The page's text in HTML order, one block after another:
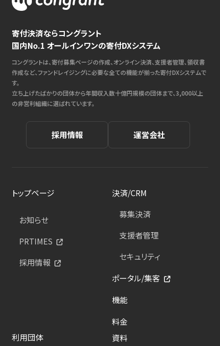
寄付決済ならコングラント
国内No.1 オールインワンの寄付DXシステム
コングラントは、寄付募集ページの作成、オンライン決済、支援者管理、領収書
作成など、ファンドレイジングに必要な全ての機能が揃った寄付DXシステムで
す。
立ち上げたばかりの団体から年間収入数十億円規模の団体まで、3,000以上
の非営利組織に選ばれています。
採用情報 運営会社
トップページ
お知らせ
PRTIMES
採用情報
決済/CRM
募集決済
支援者管理
セキュリティ
ポータル/集客
機能
料金
利用団体
資料